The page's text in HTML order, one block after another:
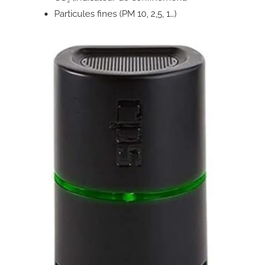
Particules fines (PM 10, 2,5, 1…)